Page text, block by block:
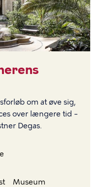
om at øve sig,
over længere tid –
Degas.
Museum